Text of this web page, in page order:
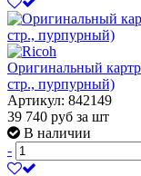
Оригинальный
стр., пурпурный)
Артикул: 842149
39 740 руб за шт
В наличии
-